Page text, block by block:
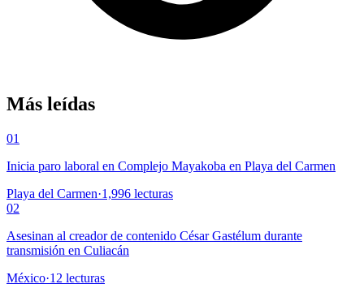
Más leídas
01
Inicia paro laboral en Complejo Mayakoba en Playa del Carmen
Playa del Carmen·1,996 lecturas
02
Asesinan al creador de contenido César Gastélum durante
transmisión en Culiacán
México·12 lecturas